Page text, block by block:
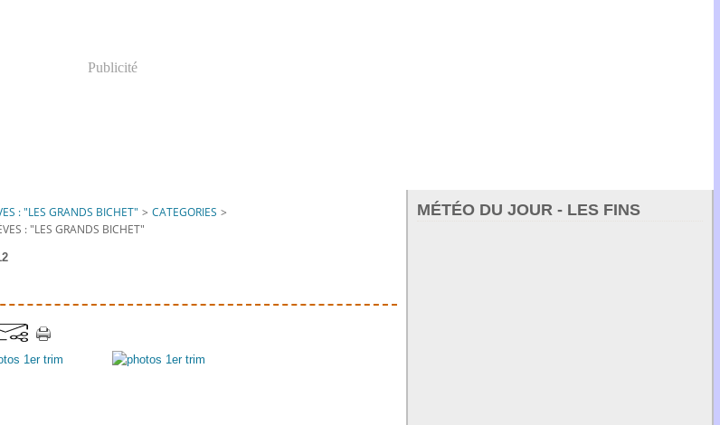
Publicité
: "LES GRANDS BICHET" > CATEGORIES >
: "LES GRANDS BICHET"
MÉTÉO DU JOUR - LES FINS